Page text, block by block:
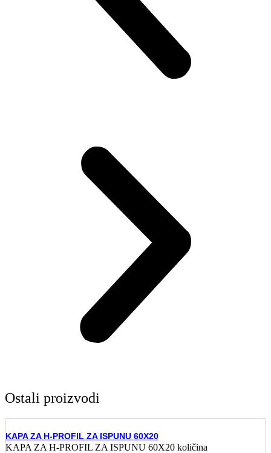
Ostali proizvodi
KAPA ZA H-PROFIL ZA ISPUNU 60X20
KAPA ZA H-PROFIL ZA ISPUNU 60X20 količina